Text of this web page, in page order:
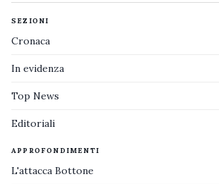
SEZIONI
Cronaca
In evidenza
Top News
Editoriali
APPROFONDIMENTI
L'attacca Bottone